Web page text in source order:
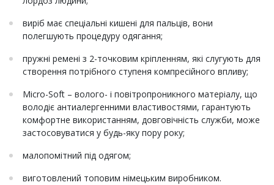
виріб має спеціальні кишені для пальців, вони
полегшують процедуру одягання;
пружні ремені з 2-точковим кріпленням, які слугують для
створення потрібного ступеня компресійного впливу;
Micro-Soft – волого- і повітропроникного матеріалу, що
володіє антиалергенними властивостями, гарантують
комфортне використанням, довговічність служби, може
застосовуватися у будь-яку пору року;
малопомітний під одягом;
виготовлений топовим німецьким виробником.